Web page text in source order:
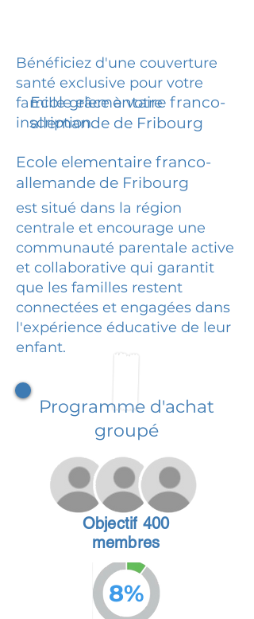
Bénéficiez d'une couverture
santé exclusive pour votre
famille grâce à votre
inscription.
Ecole elementaire franco-
allemande de Fribourg
Ecole elementaire franco-
allemande de Fribourg
est situé dans la région
centrale et encourage une
communauté parentale active
et collaborative qui garantit
que les familles restent
connectées et engagées dans
l'expérience éducative de leur
enfant.
Programme d'achat
groupé
Objectif 400
membres
8%